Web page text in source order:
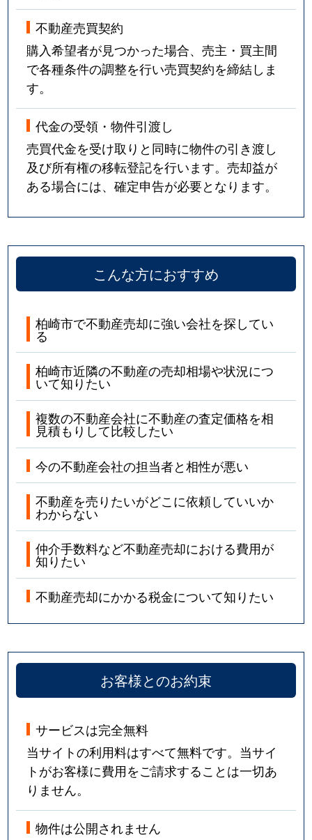
不動産売買契約
購入希望者が見つかった場合、売主・買主間
で各種条件の調整を行い売買契約を締結しま
す。
代金の受領・物件引渡し
売買代金を受け取りと同時に物件の引き渡し
及び所有権の移転登記を行います。売却益が
ある場合には、確定申告が必要となります。
こんな方におすすめ
柏崎市で不動産売却に強い会社を探してい
る
柏崎市近隣の不動産の売却相場や状況につ
いて知りたい
複数の不動産会社に不動産の査定価格を相
見積もりして比較したい
今の不動産会社の担当者と相性が悪い
不動産を売りたいがどこに依頼していいか
わからない
仲介手数料など不動産売却における費用が
知りたい
不動産売却にかかる税金について知りたい
お客様とのお約束
サービスは完全無料
当サイトの利用料はすべて無料です。当サイ
トがお客様に費用をご請求することは一切あ
りません。
物件は公開されません